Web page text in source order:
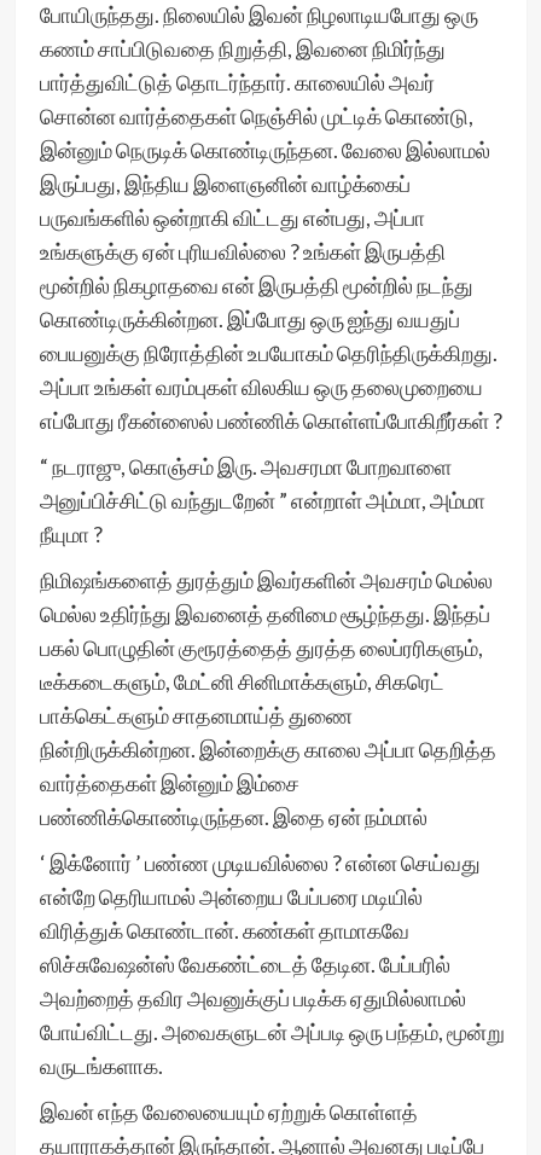
போயிருந்தது. நிலையில் இவன் நிழலாடியபோது ஒரு
கணம் சாப்பிடுவதை நிறுத்தி, இவனை நிமிர்ந்து
பார்த்துவிட்டுத் தொடர்ந்தார். காலையில் அவர்
சொன்ன வார்த்தைகள் நெஞ்சில் முட்டிக் கொண்டு,
இன்னும் நெருடிக் கொண்டிருந்தன. வேலை இல்லாமல்
இருப்பது, இந்திய இளைஞனின் வாழ்க்கைப்
பருவங்களில் ஒன்றாகி விட்டது என்பது, அப்பா
உங்களுக்கு ஏன் புரியவில்லை ? உங்கள் இருபத்தி
மூன்றில் நிகழாதவை என் இருபத்தி மூன்றில் நடந்து
கொண்டிருக்கின்றன. இப்போது ஒரு ஐந்து வயதுப்
பையனுக்கு நிரோத்தின் உபயோகம் தெரிந்திருக்கிறது.
அப்பா உங்கள் வரம்புகள் விலகிய ஒரு தலைமுறையை
எப்போது ரீகன்ஸைல் பண்ணிக் கொள்ளப்போகிறீர்கள் ?
“ நடராஜு, கொஞ்சம் இரு. அவசரமா போறவாளை
அனுப்பிச்சிட்டு வந்துடறேன் ” என்றாள் அம்மா, அம்மா
நீயுமா ?
நிமிஷங்களைத் துரத்தும் இவர்களின் அவசரம் மெல்ல
மெல்ல உதிர்ந்து இவனைத் தனிமை சூழ்ந்தது. இந்தப்
பகல் பொழுதின் குரூரத்தைத் துரத்த லைப்ரரிகளும்,
டீக்கடைகளும், மேட்னி சினிமாக்களும், சிகரெட்
பாக்கெட்களும் சாதனமாய்த் துணை
நின்றிருக்கின்றன. இன்றைக்கு காலை அப்பா தெறித்த
வார்த்தைகள் இன்னும் இம்சை
பண்ணிக்கொண்டிருந்தன. இதை ஏன் நம்மால்
‘ இக்னோர் ’ பண்ண முடியவில்லை ? என்ன செய்வது
என்றே தெரியாமல் அன்றைய பேப்பரை மடியில்
விரித்துக் கொண்டான். கண்கள் தாமாகவே
ஸிச்சுவேஷன்ஸ் வேகண்ட்டைத் தேடின. பேப்பரில்
அவற்றைத் தவிர அவனுக்குப் படிக்க ஏதுமில்லாமல்
போய்விட்டது. அவைகளுடன் அப்படி ஒரு பந்தம், மூன்று
வருடங்களாக.
இவன் எந்த வேலையையும் ஏற்றுக் கொள்ளத்
தயாராகத்தான் இருந்தான். ஆனால் அவனது படிப்பே